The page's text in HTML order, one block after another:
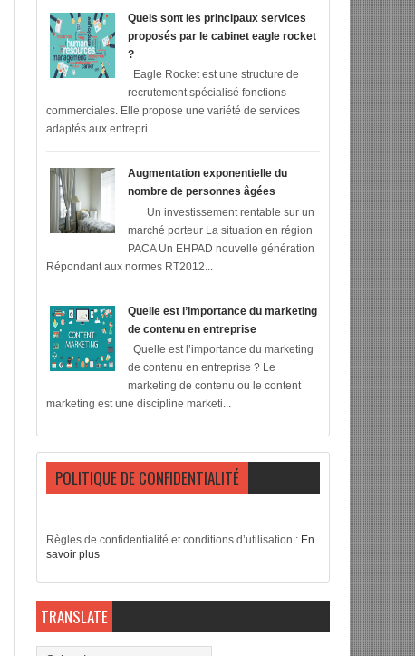
Quels sont les principaux services
proposés par le cabinet eagle rocket
?
Eagle Rocket est une structure de
recrutement spécialisé fonctions
commerciales. Elle propose une variété de services
adaptés aux entrepri...
Augmentation exponentielle du
nombre de personnes âgées
Un investissement rentable sur un
marché porteur La situation en région
PACA Un EHPAD nouvelle génération
Répondant aux normes RT2012...
Quelle est l’importance du marketing
de contenu en entreprise
Quelle est l’importance du marketing
de contenu en entreprise ? Le
marketing de contenu ou le content
marketing est une discipline marketi...
POLITIQUE DE CONFIDENTIALITÉ
Règles de confidentialité et conditions d’utilisation : En
savoir plus
TRANSLATE